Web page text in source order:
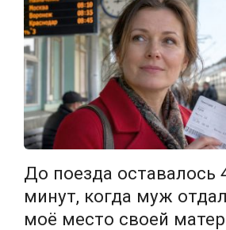
До поезда оставалось
минут, когда муж отдал
моё место своей